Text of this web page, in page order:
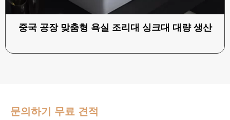
중국 공장 맞춤형 욕실 조리대 싱크대 대량 생산
문의하기 무료 견적